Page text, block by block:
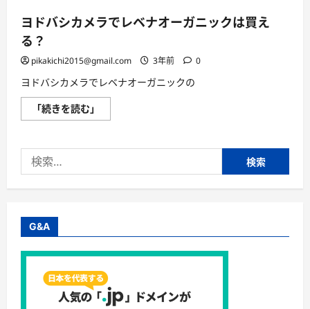
ヨドバシカメラでレベナオーガニックは買え
る？
pikakichi2015@gmail.com 3年前 0
ヨドバシカメラでレベナオーガニックの
「続きを読む」
ド
カ
で
レ
ガ
ッ
は
買
え
る？
索:
G&A